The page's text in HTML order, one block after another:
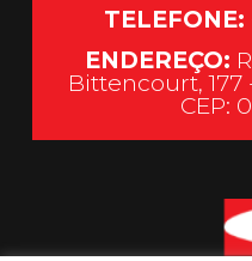
TELEFONE:
ENDEREÇO:
Bittencourt, 177
CEP: